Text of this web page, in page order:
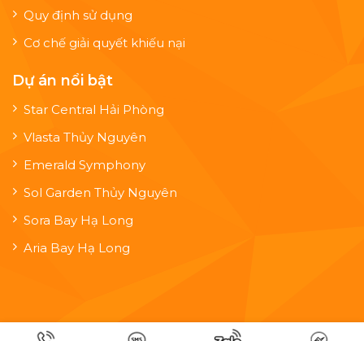
Quy định sử dụng
Cơ chế giải quyết khiếu nại
Dự án nổi bật
Star Central Hải Phòng
Vlasta Thủy Nguyên
Emerald Symphony
Sol Garden Thủy Nguyên
Sora Bay Hạ Long
Aria Bay Hạ Long